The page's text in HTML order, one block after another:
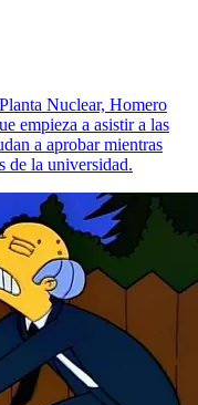
Nuclear, Homero
empieza a asistir a las
a aprobar mientras
de la universidad.